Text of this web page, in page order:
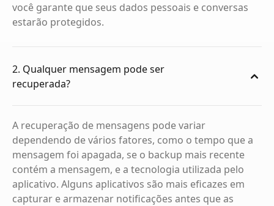
você garante que seus dados pessoais e conversas
estarão protegidos.
2. Qualquer mensagem pode ser
recuperada?
A recuperação de mensagens pode variar
dependendo de vários fatores, como o tempo que a
mensagem foi apagada, se o backup mais recente
contém a mensagem, e a tecnologia utilizada pelo
aplicativo. Alguns aplicativos são mais eficazes em
capturar e armazenar notificações antes que as